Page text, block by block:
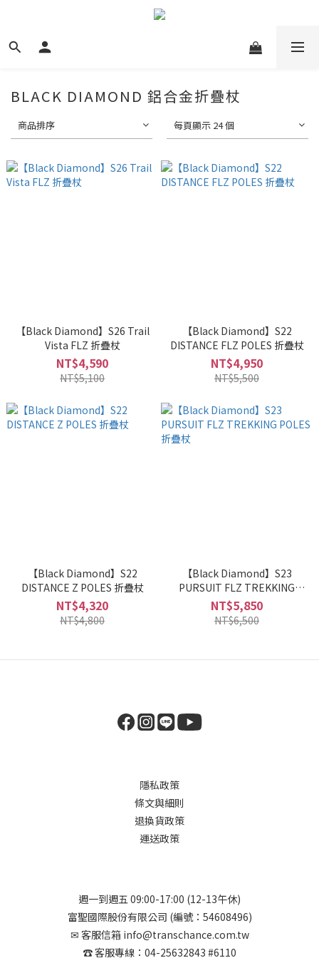
BLACK DIAMOND 鋁合金折疊杖
商品排序 每頁顯示 24 個
【Black Diamond】S26 Trail
Vista FLZ 折疊杖
NT$4,590
NT$5,100
【Black Diamond】S22
DISTANCE FLZ POLES 折疊杖
NT$4,950
NT$5,500
【Black Diamond】S22
DISTANCE Z POLES 折疊杖
NT$4,320
NT$4,800
【Black Diamond】S23
PURSUIT FLZ TREKKING
POLES 折疊杖
NT$5,850
NT$6,500
隱私政策
條文與細則
退換貨政策
運送政策
週一到週五 09:00-17:00 (12-13午休)
富聖國際股份有限公司 (編號：54608496)
✉︎ 客服信箱 info@transchance.com.tw
☎︎ 客服專線：04-25632843 #6110